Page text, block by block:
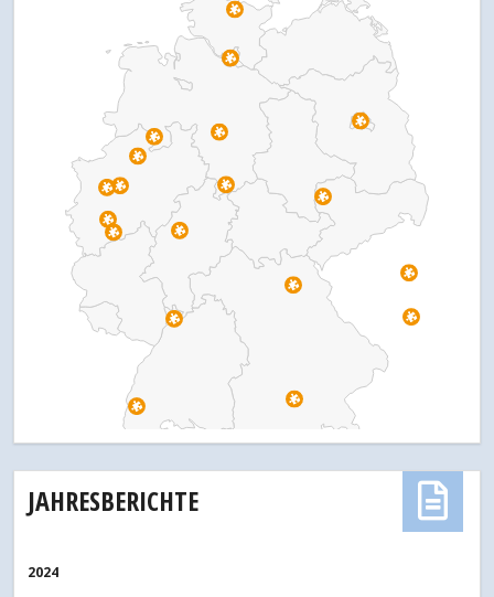
JAHRESBERICHTE
2024